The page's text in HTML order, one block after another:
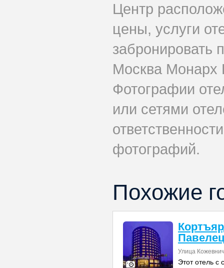
Центр
цены, услуги
забронировать
Москва Монарх
Фотографии
или сетями
фотографий.
Похожие
Улица
Этот отель с